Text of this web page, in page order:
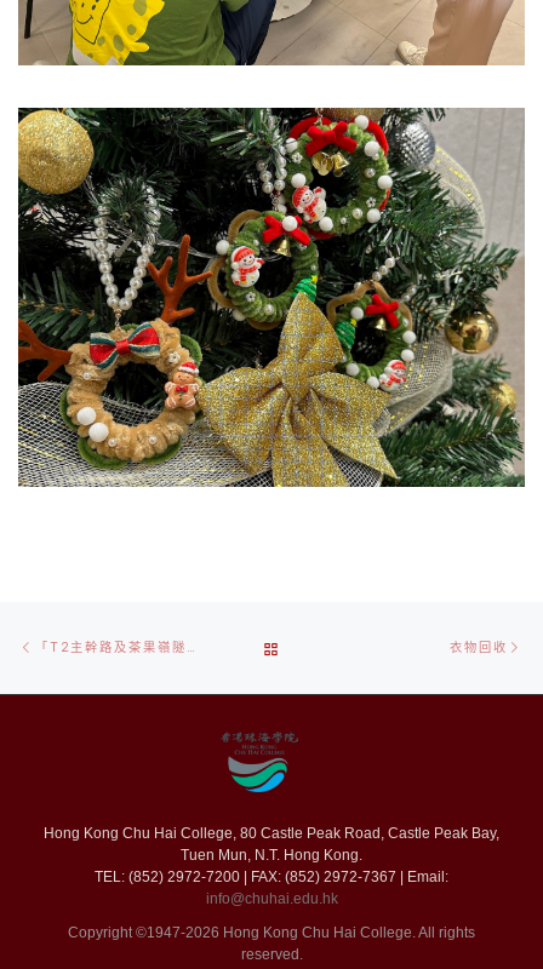
Post
navigation
Previous
「T2主幹路及茶果嶺隧道」創新科技工作坊及工地參觀 (21 NOV 2025)
TO
POST
衣物回收
Hong Kong Chu Hai College, 80 Castle Peak Road, Castle Peak Bay,
Tuen Mun, N.T. Hong Kong.
TEL: (852) 2972-7200 | FAX: (852) 2972-7367 | Email:
info@chuhai.edu.hk
Copyright ©1947-2026 Hong Kong Chu Hai College. All rights
reserved.